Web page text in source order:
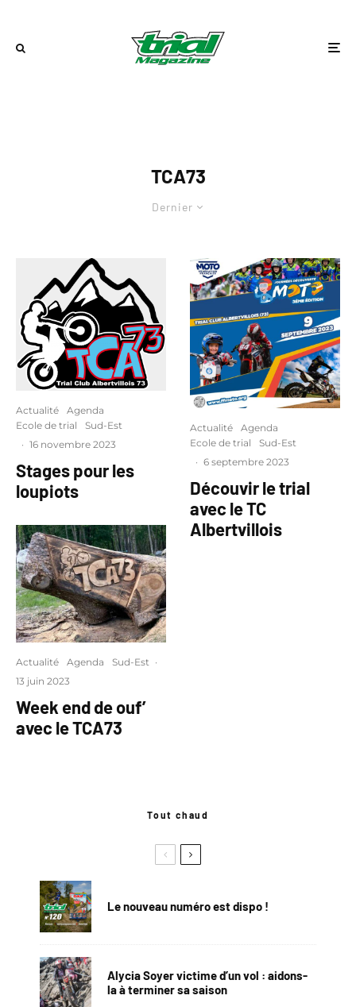
TCA73
Dernier
Actualité
Agenda
Ecole de trial
Sud-Est
· 16 novembre 2023
Stages pour les
loupiots
Actualité Agenda Sud-Est ·
13 juin 2023
Week end de ouf’
avec le TCA73
Actualité
Agenda
Ecole de trial
Sud-Est
· 6 septembre 2023
Découvir le trial
avec le TC
Albertvillois
Tout chaud
Le nouveau numéro est dispo !
Alycia Soyer victime d’un vol : aidons-
la à terminer sa saison